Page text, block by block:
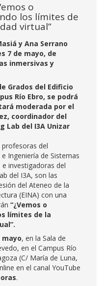
o
los límites de
virtual”
y Ana Serrano
7 de mayo, de
inmersivas y
Grados del Edificio
Río Ebro, se podrá
moderada por el
coordinador del
Lab del I3A Unizar
profesoras del
Ingeniería de Sistemas
investigadoras del
del I3A, son las
del Ateneo de la
(EINA) con una
“¿Vemos o
límites de la
mayo, en la Sala de
en el Campus Río
(C/ María de Luna,
en el canal YouTube
.